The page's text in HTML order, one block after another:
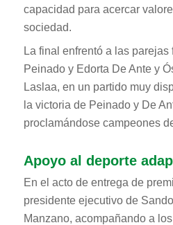
capacidad para acercar
sociedad.
La final enfrentó a las parejas
Peinado y Edorta De Ante y
Laslaa, en un partido muy
la victoria de Peinado y De
proclamándose campeones
Apoyo al deporte
En el acto de entrega de
presidente ejecutivo de
Manzano, acompañando a